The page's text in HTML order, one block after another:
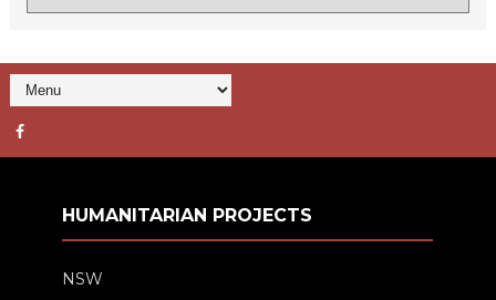
HUMANITARIAN PROJECTS
NSW